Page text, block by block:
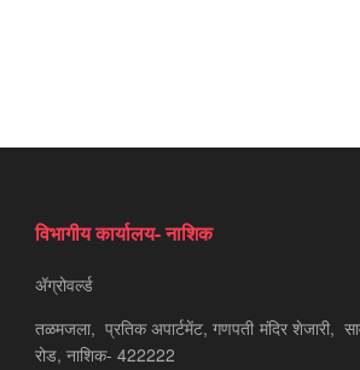
विभागीय कार्यालय- नाशिक
ॲग्रोवर्ल्ड
तळमजला, प्रतिक अपार्टमेंट, गणपती मंदिर शेजारी,
रोड, नाशिक- 422222